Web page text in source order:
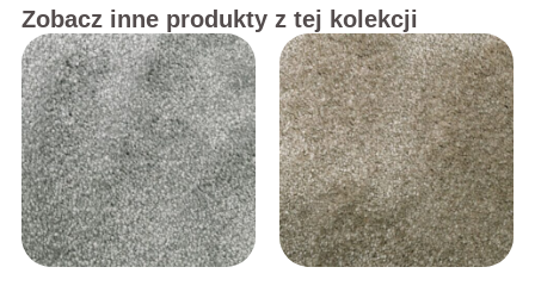
Zobacz inne produkty z tej kolekcji